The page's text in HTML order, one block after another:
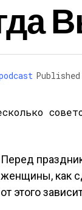
Published
Перед
женщины, как
от этого